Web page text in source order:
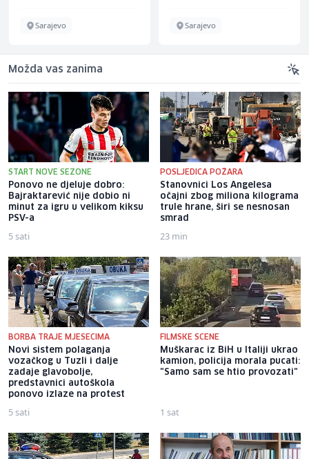
Sarajevo Sarajevo
Možda vas zanima
START NOVE SEZONE
Ponovo ne djeluje dobro:
Bajraktarević nije dobio ni
minut za igru u velikom kiksu
PSV-a
5 sati
POSLJEDICA POŽARA
Stanovnici Los Angelesa
očajni zbog miliona kilograma
trule hrane, širi se nesnosan
smrad
23 min
BORBA TRAJE MJESECIMA
Novi sistem polaganja
vozačkog u Tuzli i dalje
zadaje glavobolje,
predstavnici autoškola
ponovo izlaze na protest
5 sati
FILMSKE SCENE
Muškarac iz BiH u Italiji ukrao
kamion, policija morala pucati:
"Samo sam se htio provozati"
1 sat